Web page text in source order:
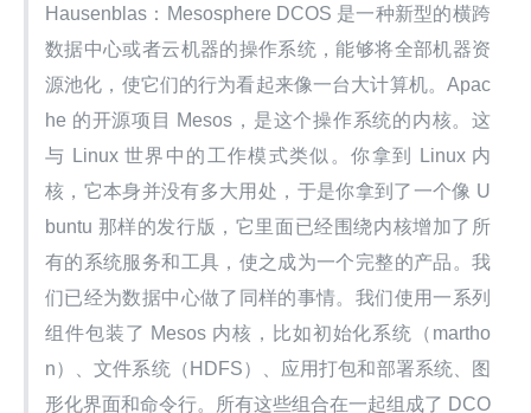
Hausenblas：Mesosphere DCOS 是一种新型的横跨
数据中心或者云机器的操作系统，能够将全部机器资
源池化，使它们的行为看起来像一台大计算机。Apac
he 的开源项目 Mesos，是这个操作系统的内核。这
与 Linux 世界中的工作模式类似。你拿到 Linux 内
核，它本身并没有多大用处，于是你拿到了一个像 U
buntu 那样的发行版，它里面已经围绕内核增加了所
有的系统服务和工具，使之成为一个完整的产品。我
们已经为数据中心做了同样的事情。我们使用一系列
组件包装了 Mesos 内核，比如初始化系统（martho
n）、文件系统（HDFS）、应用打包和部署系统、图
形化界面和命令行。所有这些组合在一起组成了 DCO